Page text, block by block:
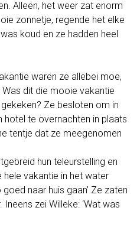
Alleen, het weer zat enorm
zonnetje, regende het elke
koud en ze hadden heel
waren ze allebei moe,
dit die mooie vakantie
Ze besloten om in
hotel te overnachten in plaats
tentje dat ze meegenomen
hun teleurstelling en
hele vakantie in het water
naar huis gaan’ Ze zaten
zei Willeke: ‘Wat was